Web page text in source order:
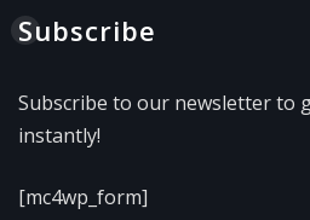
Subscribe
Subscribe to our newsletter to
instantly!
[mc4wp_form]